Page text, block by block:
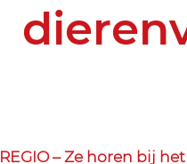
REGIO – Ze horen bij